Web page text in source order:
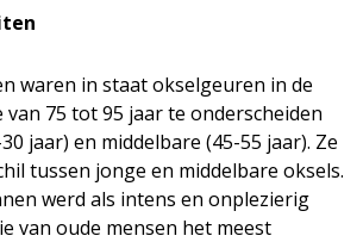
waren in staat okselgeuren in de
75 tot 95 jaar te onderscheiden
jaar) en middelbare (45-55 jaar). Ze
tussen jonge en middelbare oksels.
werd als intens en onplezierig
van oude mensen het meest